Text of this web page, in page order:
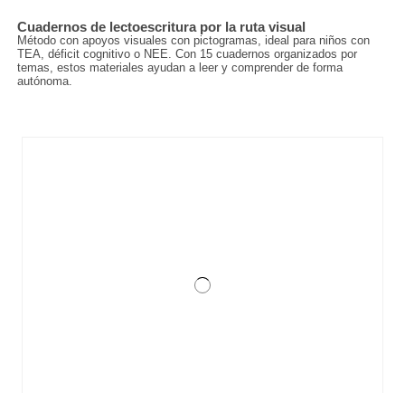
Cuadernos de lectoescritura por la ruta visual
Método con apoyos visuales con pictogramas, ideal para niños con
TEA, déficit cognitivo o NEE. Con 15 cuadernos organizados por
temas, estos materiales ayudan a leer y comprender de forma
autónoma.